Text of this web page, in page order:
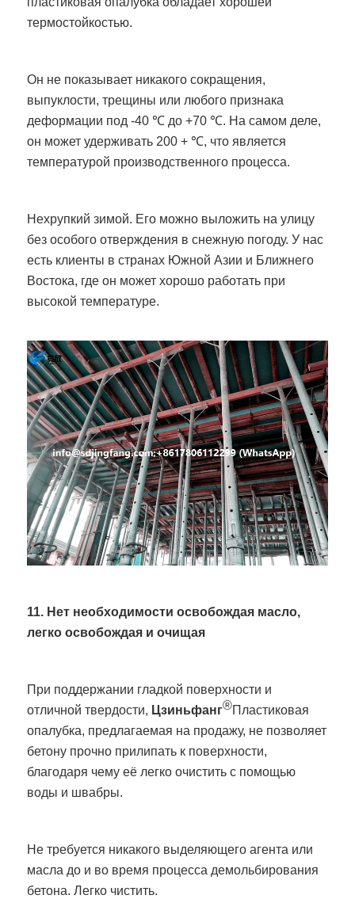
термостойкостью.
Он не показывает никакого сокращения,
выпуклости, трещины или любого признака
деформации под -40 ℃ до +70 ℃. На самом деле,
он может удерживать 200 + ℃, что является
температурой производственного процесса.
Нехрупкий зимой. Его можно выложить на улицу
без особого отверждения в снежную погоду. У нас
есть клиенты в странах Южной Азии и Ближнего
Востока, где он может хорошо работать при
высокой температуре.
11. Нет необходимости освобождая масло,
легко освобождая и очищая
При поддержании гладкой поверхности и
отличной твердости, Цзиньфанг®Пластиковая
опалубка, предлагаемая на продажу, не позволяет
бетону прочно прилипать к поверхности,
благодаря чему её легко очистить с помощью
воды и швабры.
Не требуется никакого выделяющего агента или
масла до и во время процесса демольбирования
бетона. Легко чистить.